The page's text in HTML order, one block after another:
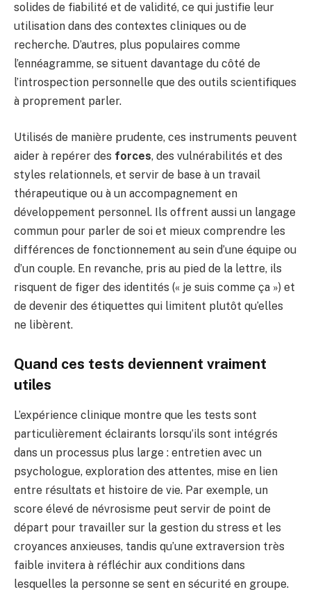
solides de fiabilité et de validité, ce qui justifie leur
utilisation dans des contextes cliniques ou de
recherche. D’autres, plus populaires comme
l’ennéagramme, se situent davantage du côté de
l’introspection personnelle que des outils scientifiques
à proprement parler.
Utilisés de manière prudente, ces instruments peuvent
aider à repérer des forces, des vulnérabilités et des
styles relationnels, et servir de base à un travail
thérapeutique ou à un accompagnement en
développement personnel. Ils offrent aussi un langage
commun pour parler de soi et mieux comprendre les
différences de fonctionnement au sein d’une équipe ou
d’un couple. En revanche, pris au pied de la lettre, ils
risquent de figer des identités (« je suis comme ça ») et
de devenir des étiquettes qui limitent plutôt qu’elles
ne libèrent.
Quand ces tests deviennent vraiment
utiles
L’expérience clinique montre que les tests sont
particulièrement éclairants lorsqu’ils sont intégrés
dans un processus plus large : entretien avec un
psychologue, exploration des attentes, mise en lien
entre résultats et histoire de vie. Par exemple, un
score élevé de névrosisme peut servir de point de
départ pour travailler sur la gestion du stress et les
croyances anxieuses, tandis qu’une extraversion très
faible invitera à réfléchir aux conditions dans
lesquelles la personne se sent en sécurité en groupe.